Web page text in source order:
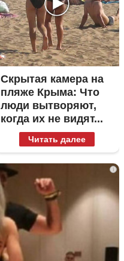
Скрытая камера на
пляже Крыма: Что
люди вытворяют,
когда их не видят...
Читать далее
i